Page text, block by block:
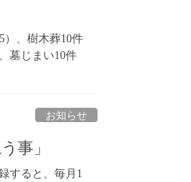
）、樹木葬10件
墓じまい10件
お知らせ
事」
すると、毎月1